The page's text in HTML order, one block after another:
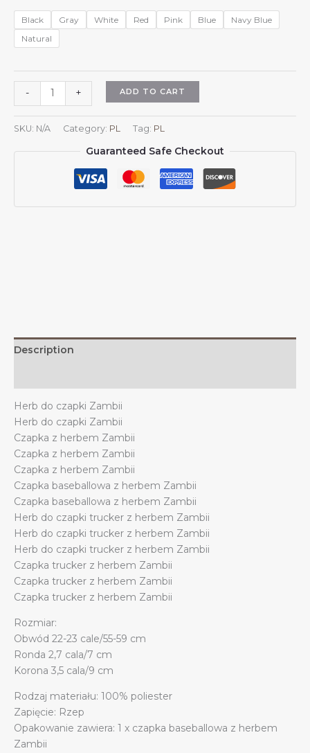
Black Gray White Red Pink Blue
Navy Blue
Natural
-
Zambii
Czapka
z
daszkiem
kobiet
quantity
+ ADD TO CART
SKU: N/A Category: PL Tag: PL
Guaranteed Safe Checkout
Description
Herb do czapki Zambii
Herb do czapki Zambii
Czapka z herbem Zambii
Czapka z herbem Zambii
Czapka z herbem Zambii
Czapka baseballowa z herbem Zambii
Czapka baseballowa z herbem Zambii
Herb do czapki trucker z herbem Zambii
Herb do czapki trucker z herbem Zambii
Herb do czapki trucker z herbem Zambii
Czapka trucker z herbem Zambii
Czapka trucker z herbem Zambii
Czapka trucker z herbem Zambii
Rozmiar:
Obwód 22-23 cale/55-59 cm
Ronda 2,7 cala/7 cm
Korona 3,5 cala/9 cm
Rodzaj materiału: 100% poliester
Zapięcie: Rzep
Opakowanie zawiera: 1 x czapka baseballowa z herbem
Zambii